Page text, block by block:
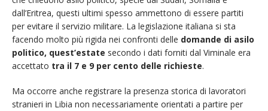
dall’Eritrea, questi ultimi spesso ammettono di essere partiti
per evitare il servizio militare. La legislazione italiana si sta
facendo molto più rigida nei confronti delle domande di asilo
politico, quest’estate secondo i dati forniti dal Viminale era
accettato tra il 7 e 9 per cento delle richieste.
Ma occorre anche registrare la presenza storica di lavoratori
stranieri in Libia non necessariamente orientati a partire per